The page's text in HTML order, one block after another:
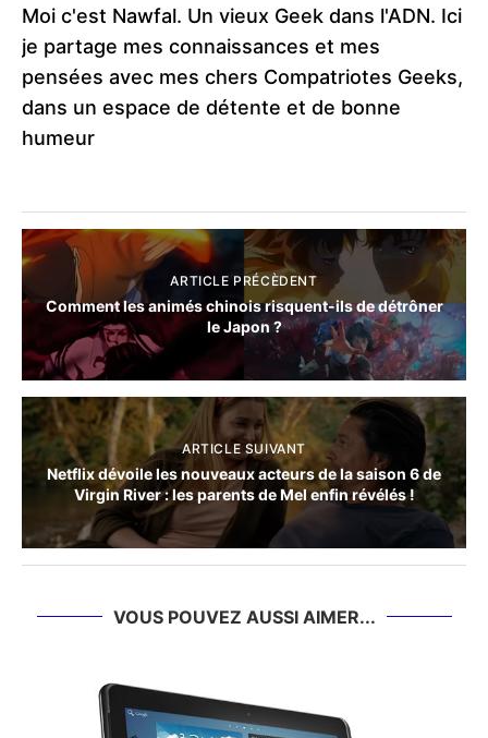
Moi c'est Nawfal. Un vieux Geek dans l'ADN. Ici
je partage mes connaissances et mes
pensées avec mes chers Compatriotes Geeks,
dans un espace de détente et de bonne
humeur
ARTICLE PRÉCÈDENT
Comment les animés chinois risquent-ils de détrôner
le Japon ?
ARTICLE SUIVANT
Netflix dévoile les nouveaux acteurs de la saison 6 de
Virgin River : les parents de Mel enfin révélés !
VOUS POUVEZ AUSSI AIMER...